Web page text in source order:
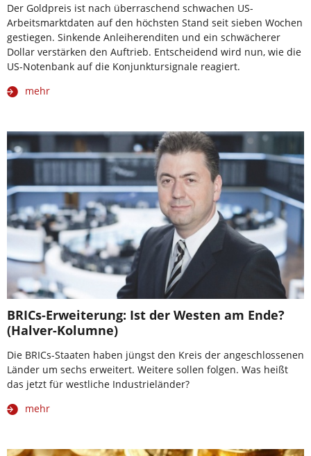
Der Goldpreis ist nach überraschend schwachen US-
Arbeitsmarktdaten auf den höchsten Stand seit sieben Wochen
gestiegen. Sinkende Anleiherenditen und ein schwächerer
Dollar verstärken den Auftrieb. Entscheidend wird nun, wie die
US-Notenbank auf die Konjunktursignale reagiert.
mehr
BRICs-Erweiterung: Ist der Westen am Ende?
(Halver-Kolumne)
Die BRICs-Staaten haben jüngst den Kreis der angeschlossenen
Länder um sechs erweitert. Weitere sollen folgen. Was heißt
das jetzt für westliche Industrieländer?
mehr